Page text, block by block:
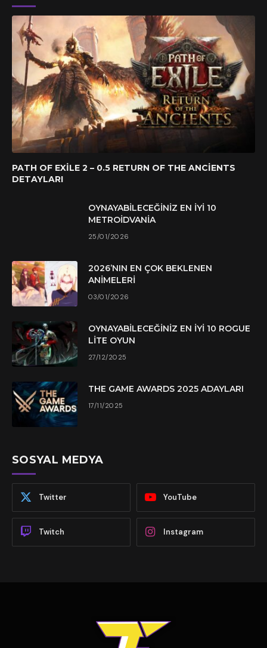
PATH OF EXILE 2 – 0.5 RETURN OF THE ANCIENTS
DETAYLARI
OYNAYABILECEĞINIZ EN İYI 10
METROIDVANIA
25/01/2026
2026’NIN EN ÇOK BEKLENEN
ANIMELERI
03/01/2026
OYNAYABILECEĞINIZ EN İYI 10 ROGUE
LITE OYUN
27/12/2025
THE GAME AWARDS 2025 ADAYLARI
17/11/2025
SOSYAL MEDYA
Twitter YouTube
Twitch Instagram